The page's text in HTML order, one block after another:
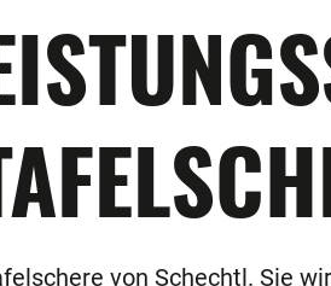
von Schechtl. Sie